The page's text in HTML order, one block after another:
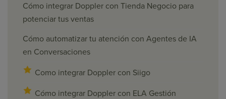
Cómo integrar Doppler con Tienda Negocio para
potenciar tus ventas
Cómo automatizar tu atención con Agentes de IA
en Conversaciones
Como integrar Doppler con Siigo
Cómo integrar Doppler con ELA Gestión